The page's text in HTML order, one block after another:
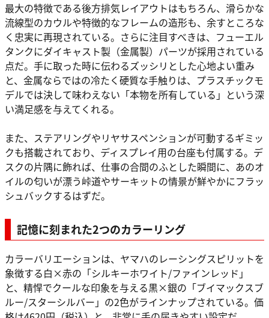
最大の特徴である後方排気レイアウトはもちろん、滑らかな
流線型のカウルや特徴的なフレームの造形も、余すところな
く忠実に再現されている。さらに注目すべきは、フューエル
タンクにダイキャスト製（金属製）パーツが採用されている
点だ。手に取った時に伝わるズッシリとした心地よい重み
と、金属ならではの冷たく硬質な手触りは、プラスチックモ
デルでは決して味わえない「本物を所有している」という深
い満足感を与えてくれる。
また、ステアリングやリヤサスペンションが可動するギミッ
クも搭載されており、ディスプレイ用の台座も付属する。デ
スクの片隅に飾れば、仕事の合間のふとした瞬間に、あのオ
イルの匂いが漂う峠道やサーキットの情景が鮮やかにフラッ
シュバックするはずだ。
記憶に刻まれた2つのカラーリング
カラーバリエーションは、ヤマハのレーシングスピリットを
象徴する白×赤の「シルキーホワイト/ファインレッド」
と、精悍でクールな印象を与える黒×銀の「ブイマックスブ
ルー/スターシルバー」の2色がラインナップされている。価